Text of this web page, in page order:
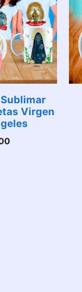
Virgen